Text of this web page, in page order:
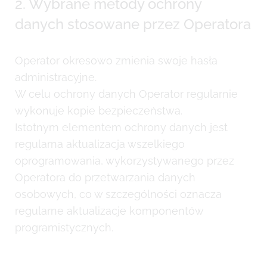
2. Wybrane metody ochrony
danych stosowane przez Operatora
Operator okresowo zmienia swoje hasła
administracyjne.
W celu ochrony danych Operator regularnie
wykonuje kopie bezpieczeństwa.
Istotnym elementem ochrony danych jest
regularna aktualizacja wszelkiego
oprogramowania, wykorzystywanego przez
Operatora do przetwarzania danych
osobowych, co w szczególności oznacza
regularne aktualizacje komponentów
programistycznych.